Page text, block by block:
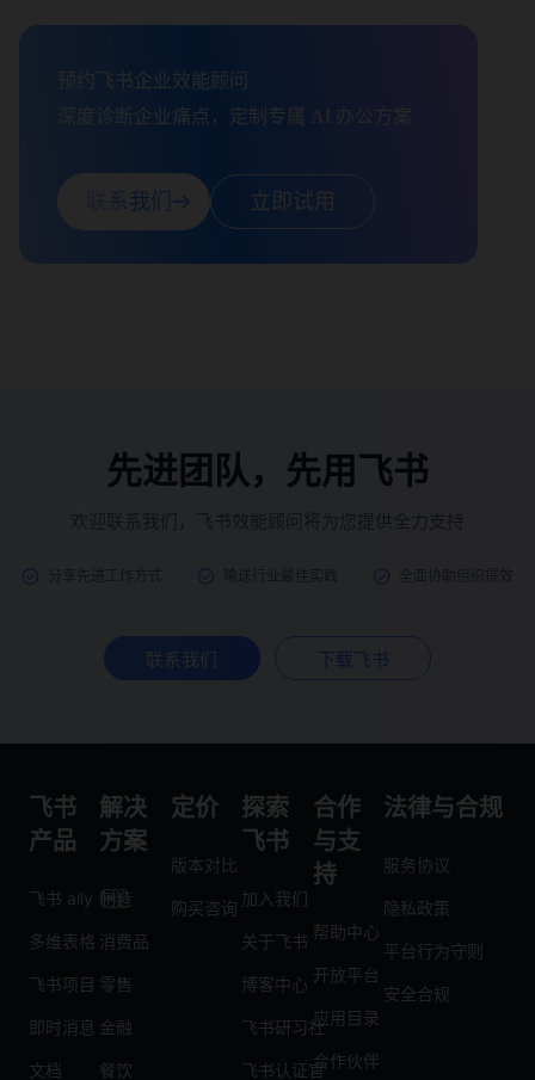
预约飞书企业效能顾问
深度诊断企业痛点，定制专属 AI 办公方案
联系我们 立即试用
先进团队，先用飞书
联系我们 下载飞书
飞书
产品
飞书 aily
多维表格
飞书项目
即时消息
文档
解决
方案
制造
消费品
零售
金融
餐饮
定价
版本对比
购买咨询
探索
飞书
加入我们
关于飞书
博客中心
飞书研习社
飞书认证官
合作
与支
持
帮助中心
开放平台
应用目录
合作伙伴
法律与合规
服务协议
隐私政策
平台行为守则
安全合规